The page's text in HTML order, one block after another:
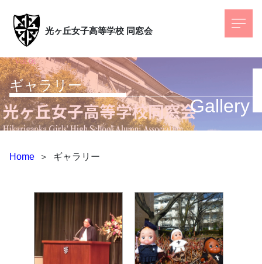
光ヶ丘女子高等学校 同窓会
ギャラリー
Gallery
Home ＞ ギャラリー